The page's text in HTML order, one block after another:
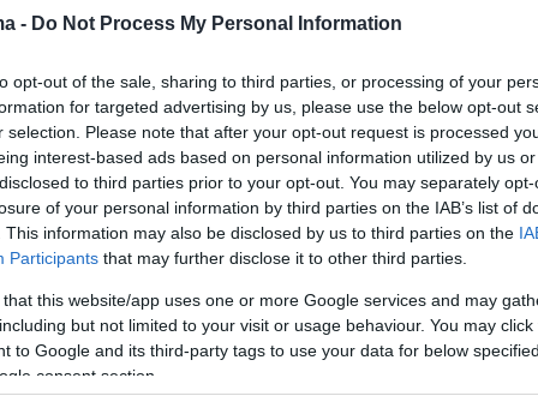
- Do Not Process My Personal Information
opt-out of the sale, sharing to third parties, or processing of your
for targeted advertising by us, please use the below opt-out
selection. Please note that after your opt-out request is processed
interest-based ads based on personal information utilized by us
to third parties prior to your opt-out. You may separately
of your personal information by third parties on the IAB’s list of
This information may also be disclosed by us to third parties on the
Participants that may further disclose it to other third parties.
that this website/app uses one or more Google services and may
but not limited to your visit or usage behaviour. You may
to Google and its third-party tags to use your data for below
consent section.
Με κλώτσησε εσκεμμένα
γκαρντ της ΑΕΚ, Κιθ Λάνγκφορντ, δεν άφησε
αντιαθλητικό φάουλ του Νίκου Παππά απέναντί του
με τον Παναθηναϊκό για την πρεμιέρα της Basket
ήττα με 86-80 από την
η ΑΕΚ